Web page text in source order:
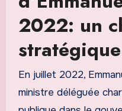
2022: un
stratégique
En juillet 2022,
ministre déléguée